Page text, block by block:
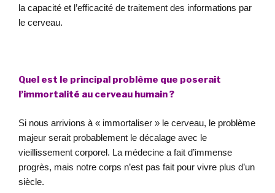
la capacité et l’efficacité de traitement des informations par
le cerveau.
Quel est le principal problème que poserait
l’immortalité au cerveau humain ?
Si nous arrivions à « immortaliser » le cerveau, le problème
majeur serait probablement le décalage avec le
vieillissement corporel. La médecine a fait d’immense
progrès, mais notre corps n’est pas fait pour vivre plus d’un
siècle.